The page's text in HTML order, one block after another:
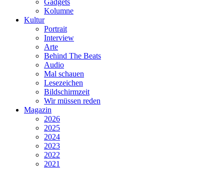
Gadgets
Kolumne
Kultur
Portrait
Interview
Arte
Behind The Beats
Audio
Mal schauen
Lesezeichen
Bildschirmzeit
Wir müssen reden
Magazin
2026
2025
2024
2023
2022
2021